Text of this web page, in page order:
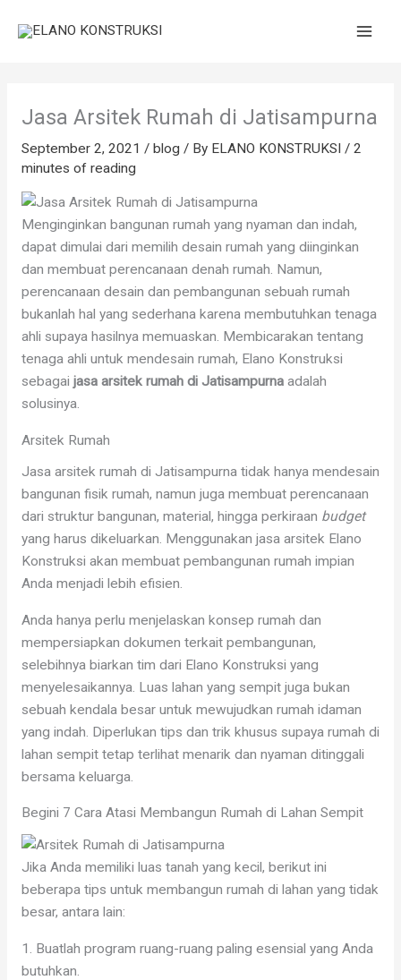
Jasa Arsitek Rumah di Jatisampurna
September 2, 2021 / blog / By ELANO KONSTRUKSI / 2
minutes of reading
Menginginkan bangunan rumah yang nyaman dan indah,
dapat dimulai dari memilih desain rumah yang diinginkan
dan membuat perencanaan denah rumah. Namun,
perencanaan desain dan pembangunan sebuah rumah
bukanlah hal yang sederhana karena membutuhkan tenaga
ahli supaya hasilnya memuaskan. Membicarakan tentang
tenaga ahli untuk mendesain rumah, Elano Konstruksi
sebagai jasa arsitek rumah di Jatisampurnaadalah
solusinya.
Arsitek Rumah
Jasa arsitek rumah di Jatisampurna tidak hanya mendesain
bangunan fisik rumah, namun juga membuat perencanaan
dari struktur bangunan, material, hingga perkiraan budget
yang harus dikeluarkan. Menggunakan jasa arsitek Elano
Konstruksi akan membuat pembangunan rumah impian
Anda menjadi lebih efisien.
Anda hanya perlu menjelaskan konsep rumah dan
mempersiapkan dokumen terkait pembangunan,
selebihnya biarkan tim dari Elano Konstruksi yang
menyelesaikannya. Luas lahan yang sempit juga bukan
sebuah kendala besar untuk mewujudkan rumah idaman
yang indah. Diperlukan tips dan trik khusus supaya rumah di
lahan sempit tetap terlihat menarik dan nyaman ditinggali
bersama keluarga.
Begini 7 Cara Atasi Membangun Rumah di Lahan Sempit
Jika Anda memiliki luas tanah yang kecil, berikut ini
beberapa tips untuk membangun rumah di lahan yang tidak
besar, antara lain:
1. Buatlah program ruang-ruang paling esensial yang Anda
butuhkan.